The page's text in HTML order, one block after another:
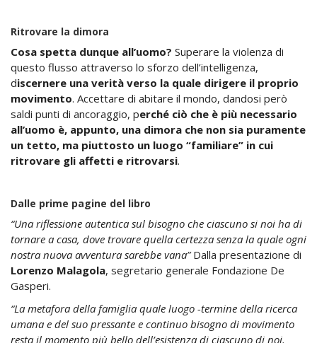
Ritrovare la dimora
Cosa spetta dunque all’uomo? Superare la violenza di
questo flusso attraverso lo sforzo dell’intelligenza,
discernere una verità verso la quale dirigere il proprio
movimento. Accettare di abitare il mondo, dandosi però
saldi punti di ancoraggio, perché ciò che è più necessario
all’uomo è, appunto, una dimora che non sia puramente
un tetto, ma piuttosto un luogo “familiare” in cui
ritrovare gli affetti e ritrovarsi.
Dalle prime pagine del libro
“Una riflessione autentica sul bisogno che ciascuno si noi ha di
tornare a casa, dove trovare quella certezza senza la quale ogni
nostra nuova avventura sarebbe vana”Dalla presentazione di
Lorenzo Malagola, segretario generale Fondazione De
Gasperi.
“La metafora della famiglia quale luogo -termine della ricerca
umana e del suo pressante e continuo bisogno di movimento
resta il momento più bello dell’esistenza di ciascuno di noi.